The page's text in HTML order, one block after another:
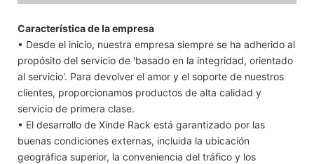
Característica de la empresa
• Desde el inicio, nuestra empresa siempre se ha adherido al
propósito del servicio de 'basado en la integridad, orientado
al servicio'. Para devolver el amor y el soporte de nuestros
clientes, proporcionamos productos de alta calidad y
servicio de primera clase.
• El desarrollo de Xinde Rack está garantizado por las
buenas condiciones externas, incluida la ubicación
geográfica superior, la conveniencia del tráfico y los